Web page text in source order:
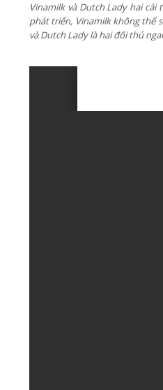
Vinamilk và Dutch Lady hai
phát triển, Vinamilk không thể
và Dutch Lady là hai đối thủ